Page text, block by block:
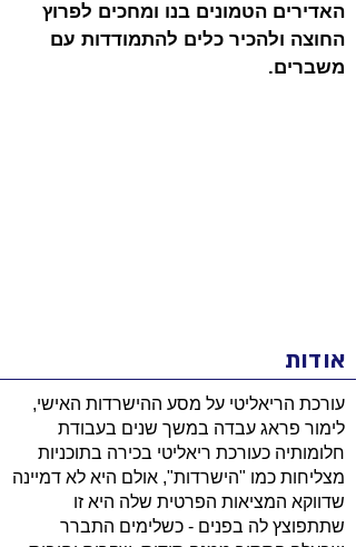
האדירים הטמונים בנו ומחכים לפרוץ
החוצה ולהכיר כלים להתמודדות עם
משברים.
אודות
עורכת הריאליטי על מסע ההישרדות האישי,
לימור פראג עבדה במשך שנים בעבודת
חלומותיה כעורכת ריאליטי בכירה בתוכניות
מצליחות כמו "הישרדות", אולם היא לא דמיינה
שדווקא המציאות הפרטית שלה היא זו
שתתפוצץ לה בפנים - כשלימים התברר